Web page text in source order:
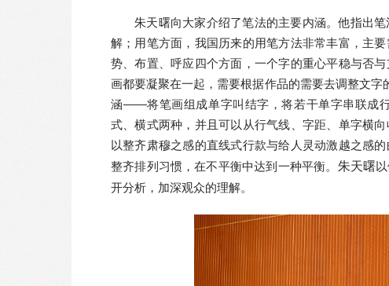
朱天曙向大家介绍了笔法的主要内涵。他指出
解；用笔方面，我国历来的用笔方法非常丰富，主
势、布置、呼应四个方面，一个字的重心平稳与否
画都要凝聚在一起，需要根据作品的需要去调整文字
涵——将笔画组成单字叫结字，将若干单字串联成
式、横式两种，并且可以从行气线、字距、单字横
以整齐肃穆之感的直线式行款与给人灵动激越之感
整齐排列习惯，在不平衡中达到一种平衡。 朱天曙
开分析，加深观众的理解。